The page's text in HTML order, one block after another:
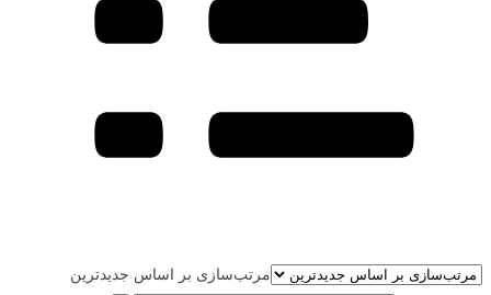
مرتب‌سازی بر اساس جدیدترین